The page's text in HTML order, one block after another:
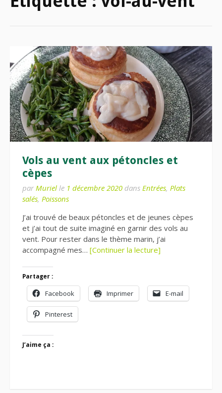
Vols au vent aux pétoncles et
cèpes
par Muriel le 1 décembre 2020 dans Entrées, Plats
salés, Poissons
J’ai trouvé de beaux pétoncles et de jeunes cèpes
et j’ai tout de suite imaginé en garnir des vols au
vent. Pour rester dans le thème marin, j’ai
accompagné mes… [Continuer la lecture]
Partager :
Facebook Imprimer E-mail
Pinterest
J’aime ça :